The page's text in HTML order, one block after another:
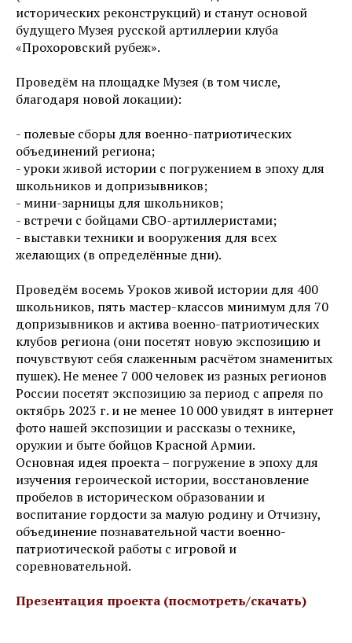
исторических реконструкций) и станут основой
будущего Музея русской артиллерии клуба
«Прохоровский рубеж».
Проведём на площадке Музея (в том числе,
благодаря новой локации):
- полевые сборы для военно-патриотических
объединений региона;
- уроки живой истории с погружением в эпоху для
школьников и допризывников;
- мини-зарницы для школьников;
- встречи с бойцами СВО-артиллеристами;
- выставки техники и вооружения для всех
желающих (в определённые дни).
Проведём восемь Уроков живой истории для 400
школьников, пять мастер-классов минимум для 70
допризывников и актива военно-патриотических
клубов региона (они посетят новую экспозицию и
почувствуют себя слаженным расчётом знаменитых
пушек). Не менее 7 000 человек из разных регионов
России посетят экспозицию за период с апреля по
октябрь 2023 г. и не менее 10 000 увидят в интернет
фото нашей экспозиции и рассказы о технике,
оружии и быте бойцов Красной Армии.
Основная идея проекта – погружение в эпоху для
изучения героической истории, восстановление
пробелов в историческом образовании и
воспитание гордости за малую родину и Отчизну,
объединение познавательной части военно-
патриотической работы с игровой и
соревновательной.
Презентация проекта (посмотреть/скачать)